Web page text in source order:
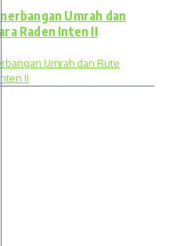
Umrah dan
Raden Inten II